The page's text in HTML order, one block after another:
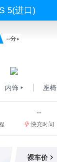
5(进口)
--分
内饰 座椅
--
快充时间
裸车价